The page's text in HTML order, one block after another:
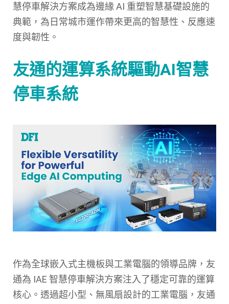
慧停車解決方案成為邊緣 AI 重塑智慧基礎設施的
典範，為日常城市運作帶來更高的智慧性、反應速
度與韌性。
友通的運算系統驅動AI智慧
停車系統
作為全球嵌入式主機板與工業電腦的領導品牌， 友
通為 IAE 智慧停車解決方案注入了穩定可靠的運算
核心。透過超小型、 無風扇設計的工業電腦，友通